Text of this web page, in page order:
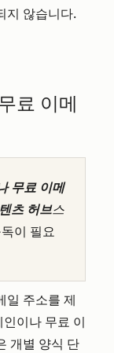
지 않습니다.
료 이메
무료 이메
츠 허브스
이 필요
일 주소를 제
이나 무료 이
개별 양식 단